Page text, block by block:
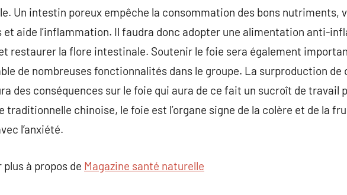
Un intestin poreux empêche la consommation des bons nutriments,
et aide l’inflammation. Il faudra donc adopter une alimentation anti-
restaurer la flore intestinale. Soutenir le foie sera également
de nombreuses fonctionnalités dans le groupe. La surproduction de
des conséquences sur le foie qui aura de ce fait un sucroît de travail
traditionnelle chinoise, le foie est l’organe signe de la colère et de la
l’anxiété.
plus à propos de Magazine santé naturelle